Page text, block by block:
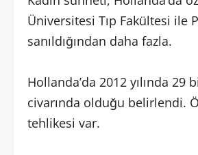
Üniversitesi Tıp Fakültesi ile
sanıldığından daha fazla.
Hollanda’da 2012 yılında 29
civarında olduğu belirlendi.
tehlikesi var.